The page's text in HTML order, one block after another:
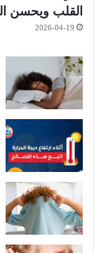
القلب ويحسن
2026-04-19